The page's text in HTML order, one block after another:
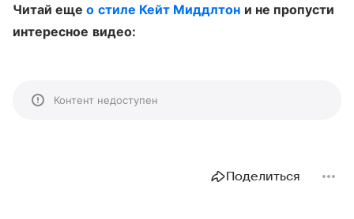
Читай ещео стиле Кейт Миддлтон и не пропусти
интересное видео:
Контент недоступен
Поделиться